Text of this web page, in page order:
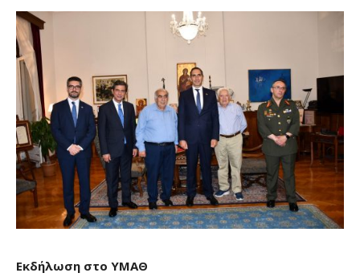
Εκδήλωση στο ΥΜΑΘ